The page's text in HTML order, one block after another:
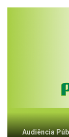
Audiência